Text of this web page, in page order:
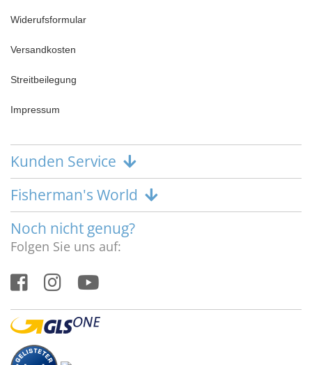
Widerufsformular
Versandkosten
Streitbeilegung
Impressum
Kunden Service
Fisherman's World
Noch nicht genug?
Folgen Sie uns auf: